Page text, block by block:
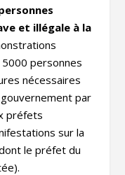
et illégale à la
personnes
nécessaires
par
préfets
sur la
le préfet du